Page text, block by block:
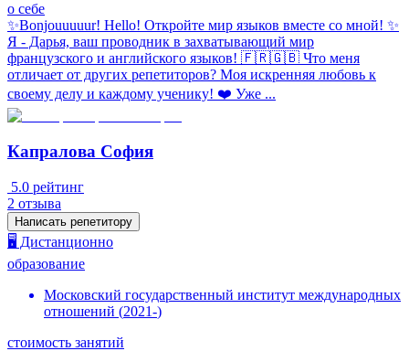
о себе
✨Bonjouuuuur! Hello! Откройте мир языков вместе со мной! ✨
Я - Дарья, ваш проводник в захватывающий мир
французского и английского языков! 🇫🇷🇬🇧 Что меня
отличает от других репетиторов? Моя искренняя любовь к
своему делу и каждому ученику! ❤️ Уже ...
Капралова София
5.0 рейтинг
2 отзыва
Написать репетитору
🖥️ Дистанционно
образование
Московский государственный институт международных
отношений (2021-)
стоимость занятий